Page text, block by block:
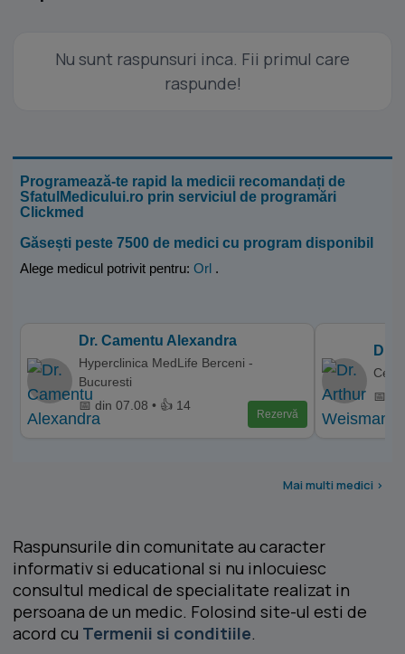
Nu sunt raspunsuri inca. Fii primul care
raspunde!
Programează-te rapid la medicii recomandați de
SfatulMedicului.ro prin serviciul de programări
Clickmed
Găsești peste 7500 de medici cu program disponibil
Alege medicul potrivit pentru: Orl .
Dr. Camentu Alexandra
Hyperclinica MedLife Berceni -
Bucuresti
📅 din 07.08 • 👍 14
Rezervă
Dr.
📅
Mai multi medici >
Raspunsurile din comunitate au caracter
informativ si educational si nu inlocuiesc
consultul medical de specialitate realizat in
persoana de un medic. Folosind site-ul esti de
acord cu Termenii si conditiile.